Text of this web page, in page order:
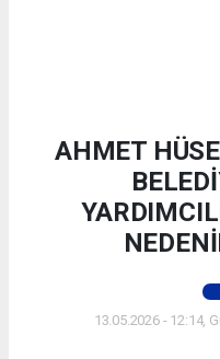
AHMET
13.05.2026 - 12:14,